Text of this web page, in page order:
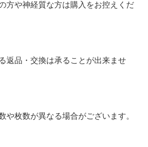
方や神経質な方は購入をお控えくだ
返品・交換は承ることが出来ませ
や枚数が異なる場合がございます。